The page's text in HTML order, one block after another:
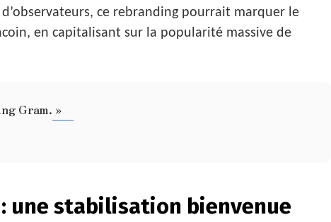
ce rebranding pourrait marquer le
en capitalisant sur la popularité massive de
Gram. »
une stabilisation bienvenue